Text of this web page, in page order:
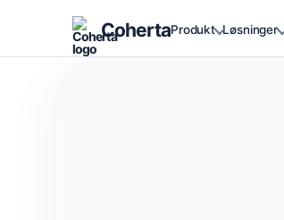
CohertaProdukt Løsninger